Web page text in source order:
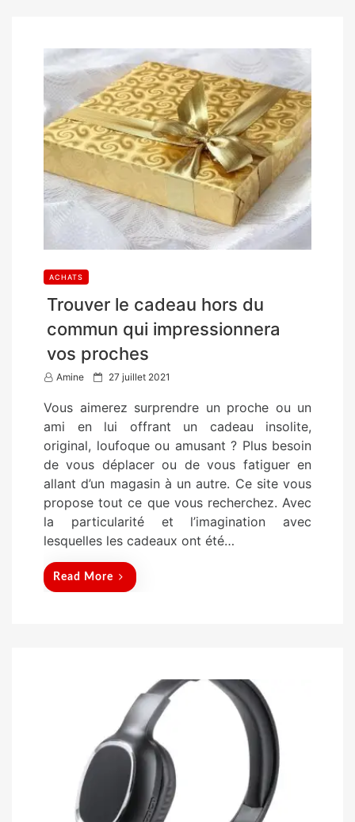
ACHATS
Trouver le cadeau hors du
commun qui impressionnera
vos proches
Amine
P
s
e
d
o
n
27 juillet 2021
Vous aimerez surprendre un proche ou un
ami en lui offrant un cadeau insolite,
original, loufoque ou amusant ? Plus besoin
de vous déplacer ou de vous fatiguer en
allant d’un magasin à un autre. Ce site vous
propose tout ce que vous recherchez. Avec
la particularité et l’imagination avec
lesquelles les cadeaux ont été…
Read More